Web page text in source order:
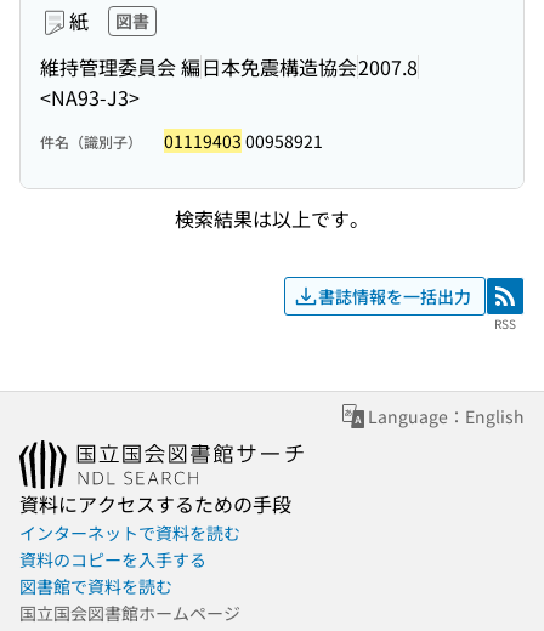
紙 図書
維持管理委員会 編日本免震構造協会2007.8
<NA93-J3>
件名（識別子） 01119403 00958921
検索結果は以上です。
書誌情報を一括出力 RSS
RSS
Language：English
資料にアクセスするための手段
インターネットで資料を読む
資料のコピーを入手する
図書館で資料を読む
国立国会図書館ホームページ